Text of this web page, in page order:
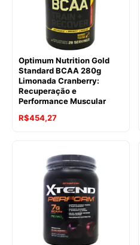
Optimum Nutrition Gold
Standard BCAA 280g
Limonada Cranberry:
Recuperação e
Performance Muscular
R$454,27